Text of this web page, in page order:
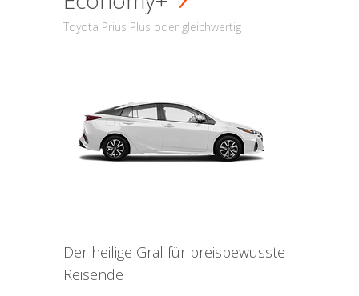
Toyota Prius Plus oder gleichwertig
Der heilige Gral für preisbewusste
Reisende